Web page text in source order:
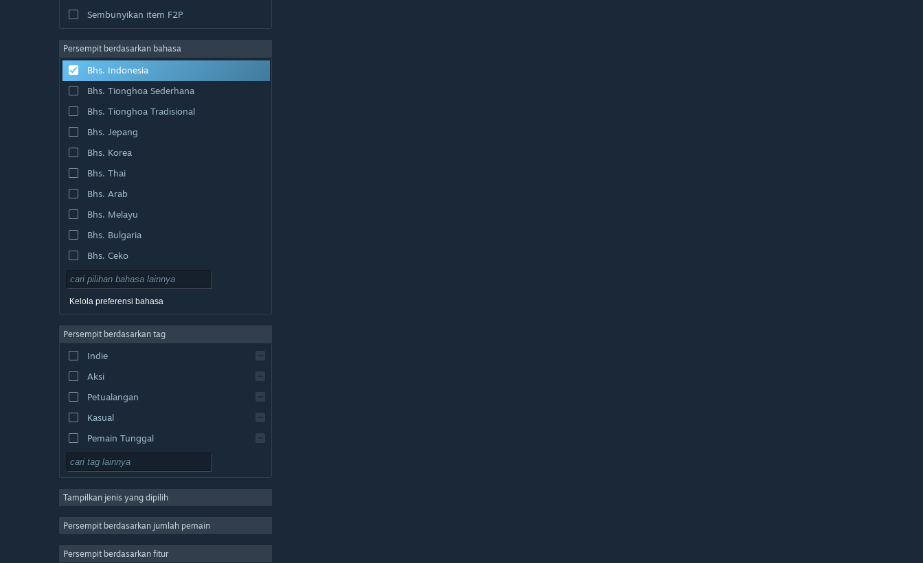
Sembunyikan item F2P
Persempit berdasarkan bahasa
Bhs. Indonesia
Bhs. Tionghoa Sederhana
Bhs. Tionghoa Tradisional
Bhs. Jepang
Bhs. Korea
Bhs. Thai
Bhs. Arab
Bhs. Melayu
Bhs. Bulgaria
Bhs. Ceko
Bhs. Denmark
Bhs. Jerman
Bhs. Spanyol - Spanyol
Bhs. Spanyol - Amerika Latin
Bhs. Yunani
Kelola preferensi bahasa
Persempit berdasarkan tag
Indie
Aksi
Petualangan
Kasual
Pemain Tunggal
Simulasi
Strategi
2D
Tampilkan jenis yang dipilih
Persempit berdasarkan jumlah pemain
Persempit berdasarkan fitur